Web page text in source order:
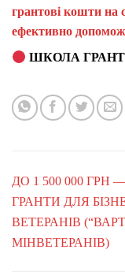
грантові кошти на
ефективно
ШКОЛА
ДО 1 500 000 ГРН —
ГРАНТИ ДЛЯ
ВЕТЕРАНІВ
МІНВЕТЕРАНІВ)